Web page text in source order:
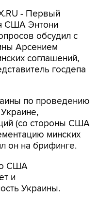
- Первый
США Энтони
обсудил с
Арсением
соглашений,
госдепа
по проведению
(со стороны США
минских
он на брифинге.
США
и
Украины.